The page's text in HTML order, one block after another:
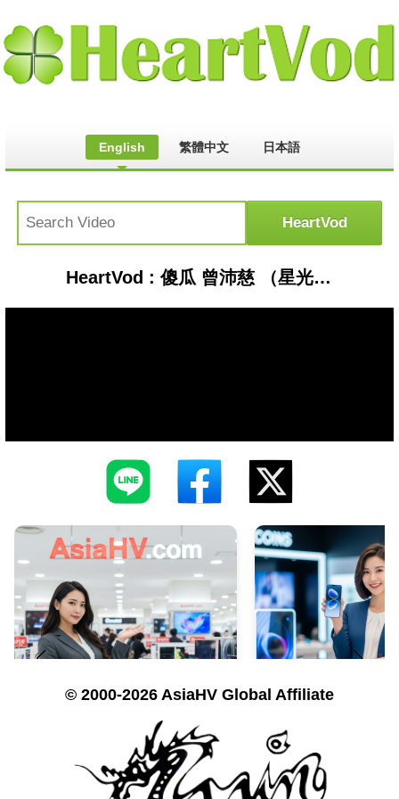
English 繁體中文 日本語
HeartVod : 傻瓜 曾沛慈 （星光二班）提供mp3下載
© 2000-2026 AsiaHV Global Affiliate